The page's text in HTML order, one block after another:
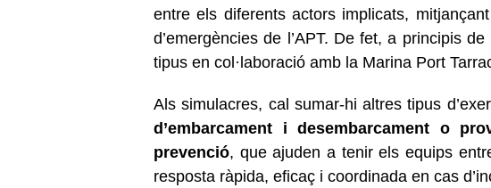
entre els diferents actors implicats,
d’emergències de l’APT. De fet, a principis
tipus en col·laboració amb la Marina Port
Als simulacres, cal sumar-hi altres tipus
d’embarcament i desembarcament o
prevenció, que ajuden a tenir els equips
resposta ràpida, eficaç i coordinada en cas